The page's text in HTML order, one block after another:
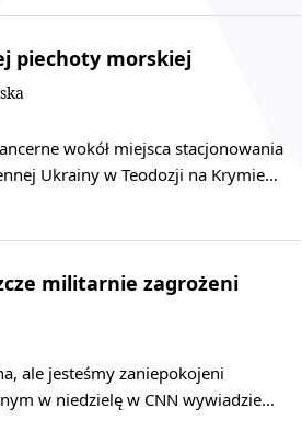
piechoty morskiej
wokół miejsca stacjonowania
Ukrainy w Teodozji na Krymie…
militarnie zagrożeni
ale jesteśmy zaniepokojeni
w niedzielę w CNN wywiadzie…